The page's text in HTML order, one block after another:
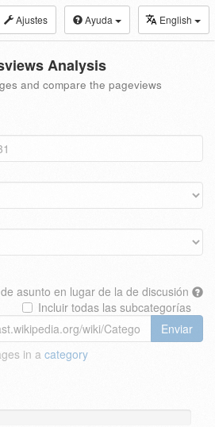
Ajustes Ayuda English
Analysis
and compare the pageviews
asunto en lugar de la de discusión
Incluir todas las subcategorías
Enviar
in a category